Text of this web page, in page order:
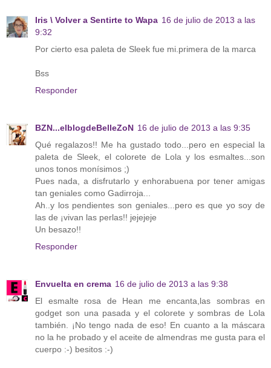
Iris \ Volver a Sentirte to Wapa 16 de julio de 2013 a las
9:32
Por cierto esa paleta de Sleek fue mi.primera de la marca
Bss
Responder
BZN...elblogdeBelleZoN 16 de julio de 2013 a las 9:35
Qué regalazos!! Me ha gustado todo...pero en especial la
paleta de Sleek, el colorete de Lola y los esmaltes...son
unos tonos monísimos ;)
Pues nada, a disfrutarlo y enhorabuena por tener amigas
tan geniales como Gadirroja...
Ah..y los pendientes son geniales...pero es que yo soy de
las de ¡vivan las perlas!! jejejeje
Un besazo!!
Responder
Envuelta en crema 16 de julio de 2013 a las 9:38
El esmalte rosa de Hean me encanta,las sombras en
godget son una pasada y el colorete y sombras de Lola
también. ¡No tengo nada de eso! En cuanto a la máscara
no la he probado y el aceite de almendras me gusta para el
cuerpo :-) besitos :-)